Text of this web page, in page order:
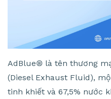
AdBlue® là tên thương
(Diesel Exhaust Fluid),
tinh khiết và 67,5% nước